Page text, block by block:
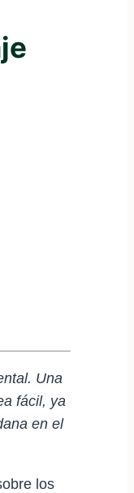
Una
fácil, ya
en el
los